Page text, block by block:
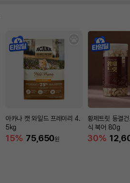
아카나 캣 와일드 프레이리 4.
5kg
15% 75,650원
황제트릿 동결
식 북어 80g
30%